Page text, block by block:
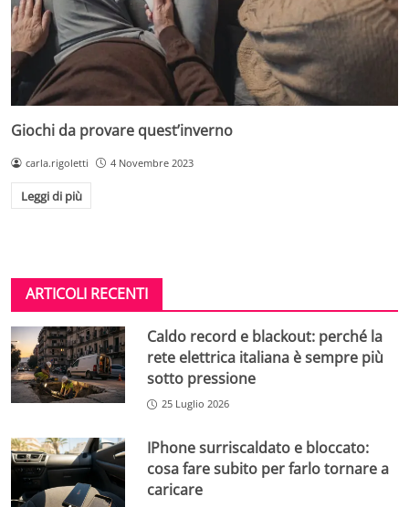
Giochi da provare quest’inverno
carla.rigoletti 4 Novembre 2023
Leggi di più
ARTICOLI RECENTI
Caldo record e blackout: perché la
rete elettrica italiana è sempre più
sotto pressione
25 Luglio 2026
IPhone surriscaldato e bloccato:
cosa fare subito per farlo tornare a
caricare